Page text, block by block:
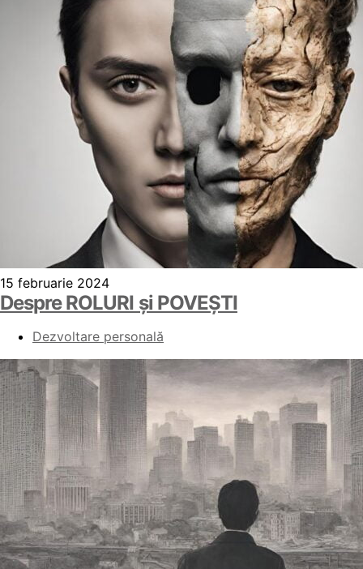
15 februarie 2024
Despre ROLURI și POVEȘTI
Dezvoltare personală